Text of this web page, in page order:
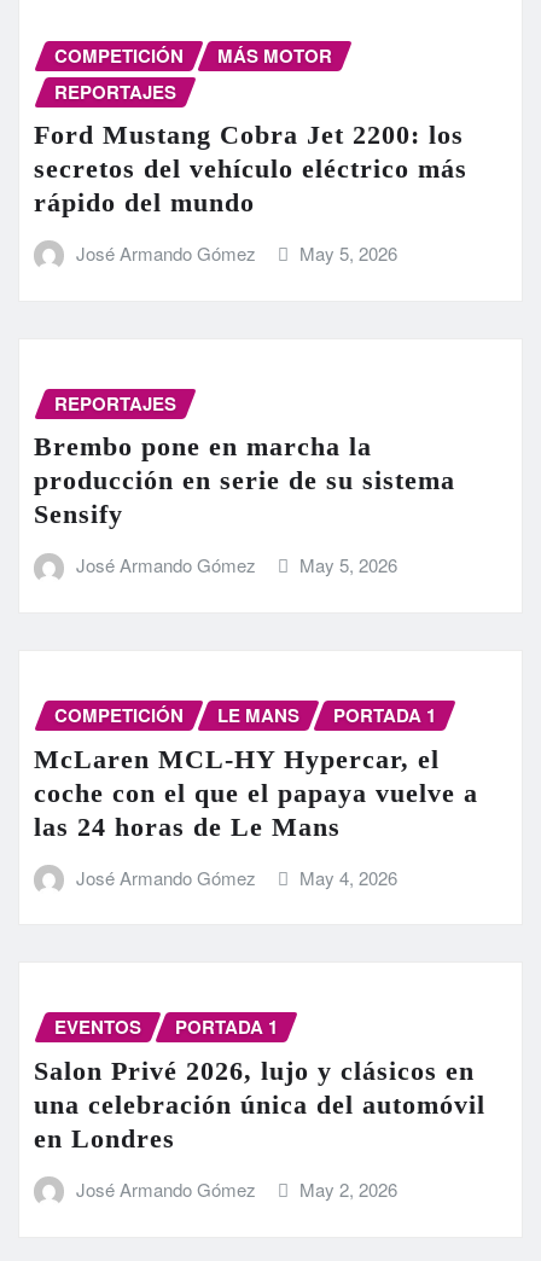
COMPETICIÓN
MÁS MOTOR
REPORTAJES
Ford Mustang Cobra Jet 2200: los
secretos del vehículo eléctrico más
rápido del mundo
José Armando Gómez May 5, 2026
REPORTAJES
Brembo pone en marcha la
producción en serie de su sistema
Sensify
José Armando Gómez May 5, 2026
COMPETICIÓN LE MANS PORTADA 1
McLaren MCL-HY Hypercar, el
coche con el que el papaya vuelve a
las 24 horas de Le Mans
José Armando Gómez May 4, 2026
EVENTOS PORTADA 1
Salon Privé 2026, lujo y clásicos en
una celebración única del automóvil
en Londres
José Armando Gómez May 2, 2026